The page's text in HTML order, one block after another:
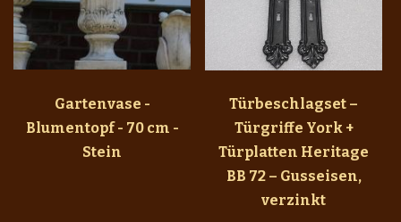
Gartenvase -
Blumentopf - 70 cm -
Stein
Türbeschlagset –
Türgriffe York +
Türplatten Heritage
BB 72 – Gusseisen,
verzinkt